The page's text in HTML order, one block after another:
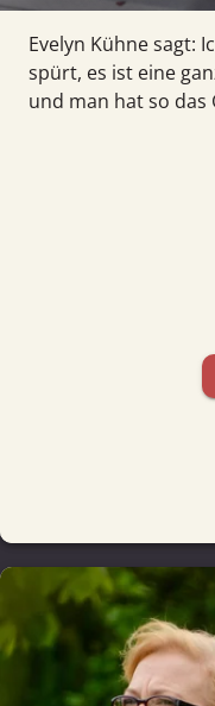
Evelyn Kühne sagt:
spürt, es ist eine
und man hat so das